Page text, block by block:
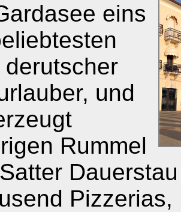
eins
derutscher
und
Rummel